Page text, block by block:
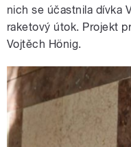
nich se účastnila dívka
raketový útok. Projekt
Vojtěch Hönig.